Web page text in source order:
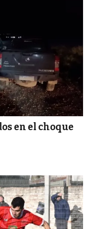
en el choque